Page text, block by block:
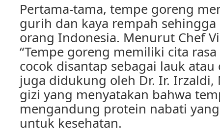
Pertama-tama, tempe goreng
gurih dan kaya rempah
orang Indonesia. Menurut Chef
“Tempe goreng memiliki cita
cocok disantap sebagai lauk atau
juga didukung oleh Dr. Ir. Irzaldi,
gizi yang menyatakan bahwa
mengandung protein nabati
untuk kesehatan.